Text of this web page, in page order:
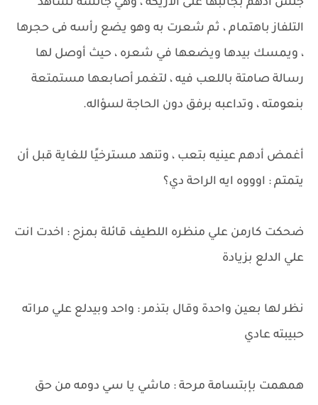
جلس أدهم بجانبها على الأريكة ، وهي جالسة تشاهد
التلفاز باهتمام ، ثم شعرت به وهو يضع رأسه فى حجرها
، ويمسك بيدها ويضعها في شعره ، حيث أوصل لها
رسالة صامتة باللعب فيه ، لتغمر أصابعها مستمتعة
بنعومته ، وتداعبه برفق دون الحاجة لسؤاله.
أغمض أدهم عينيه بتعب ، وتنهد مسترخيًا للغاية قبل أن
يتمتم : اوووه ايه الراحة دي؟
ضحكت كارمن علي منظره اللطيف قائلة بمزح : اخدت انت
علي الدلع بزيادة
نظر لها بعين واحدة وقال بتذمر : واحد وبيدلع علي مراته
حبيبته عادي
همهمت بإبتسامة مرحة : ماشي يا سي دومه من حق